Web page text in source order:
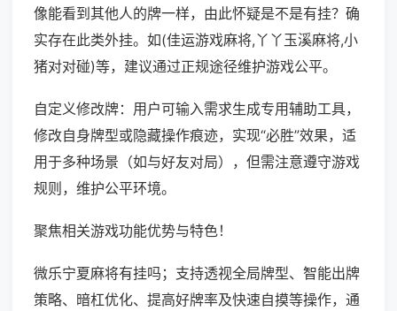
像能看到其他人的牌一样，由此怀疑是不是有挂？确
实存在此类外挂。如(佳运游戏麻将,丫丫玉溪麻将,小
猪对对碰)等，建议通过正规途径维护游戏公平。
自定义修改牌：用户可输入需求生成专用辅助工具，
修改自身牌型或隐藏操作痕迹，实现“必胜”效果，适
用于多种场景（如与好友对局），但需注意遵守游戏
规则，维护公平环境。
聚焦相关游戏功能优势与特色！
微乐宁夏麻将有挂吗；支持透视全局牌型、智能出牌
策略、暗杠优化、提高好牌率及快速自摸等操作，通